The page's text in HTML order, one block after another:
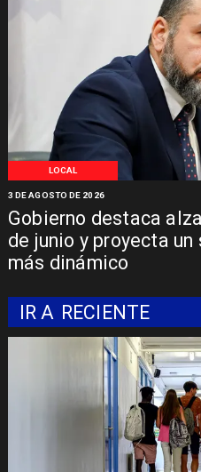
LOCAL
Gobierno destaca
de junio y proyecta
más dinámico
3 DE AGOSTO DE 2026
IR A RECIENTE